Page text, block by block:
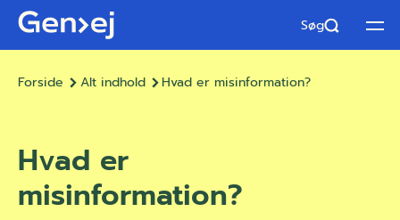
Søg
Forside Alt indhold Hvad er misinformation?
Hvad er
misinformation?